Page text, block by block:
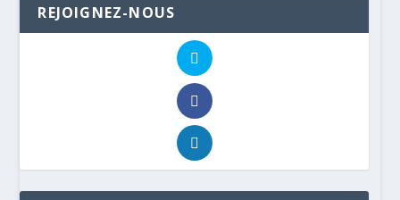
REJOIGNEZ-NOUS